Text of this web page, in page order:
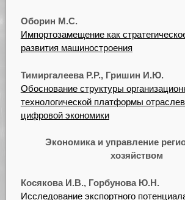
Оборин М.С.
Импортозамещение как
развития машиностроения
Тимиргалеева Р.Р., Гришин И.Ю.
Обоснование структуры
технологической платформы
цифровой экономики
Экономика и управление
хозяйством
Косякова И.В., Горбунова Ю.Н.
Исследование экспортного